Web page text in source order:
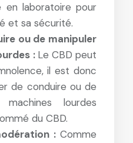
laboratoire pour
et sa sécurité.
ou de manipuler
: Le CBD peut
il est donc
de conduire ou de
lourdes
du CBD.
: Comme